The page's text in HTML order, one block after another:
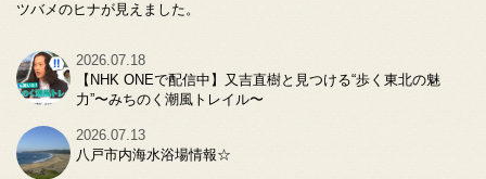
ツバメのヒナが見えました。
2026.07.18
【NHK ONEで配信中】又吉直樹と見つける“歩く東北の魅
力”〜みちのく潮風トレイル〜
2026.07.13
八戸市内海水浴場情報☆